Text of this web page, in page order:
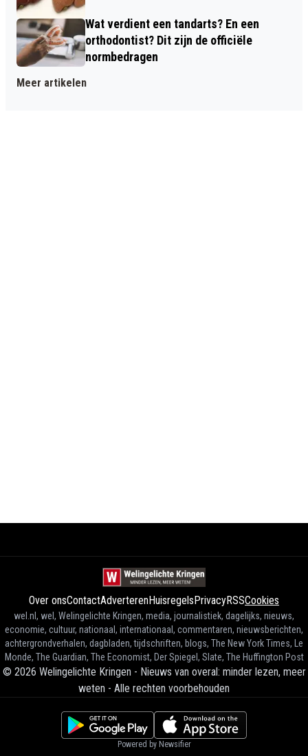
Wat verdient een tandarts? En een
orthodontist? Dit zijn de officiële
normbedragen
Meer artikelen
Over onsContactAdverterenHuisregelsPrivacyRSSCookies
wel.nl, wel, Welingelichte Kringen, media, journalistiek, dagelijks, nieuws,
economie, cultuur, nationaal, internationaal, commentaren, nieuwsberichten,
achtergrondverhalen, dagbladen, tijdschriften, blogs, The New York Times, Le
Monde, The Guardian, The Economist, Der Spiegel, Slate, The Huffington Post
© 2026 Welingelichte Kringen - Nieuws van overal: minder lezen, meer
weten - Alle rechten voorbehouden
Powered by Newsifier